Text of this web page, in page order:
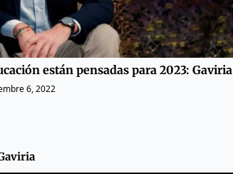
están pensadas para 2023: Gaviria
6, 2022